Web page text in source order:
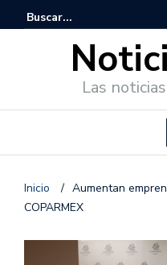
Las
Inicio / Aumentan
COPARMEX